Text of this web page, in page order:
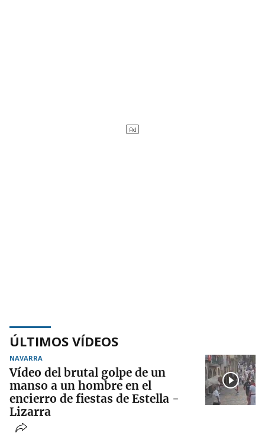
ÚLTIMOS VÍDEOS
NAVARRA
Vídeo del brutal golpe de un
manso a un hombre en el
encierro de fiestas de Estella -
Lizarra